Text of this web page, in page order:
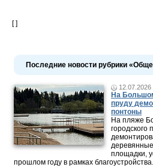
[ ]
Последние новости рубрики
12.07.2026
На
пруду
понтоны
На пляже
городского
площадки,
прошлом году в рамках благоустройства.